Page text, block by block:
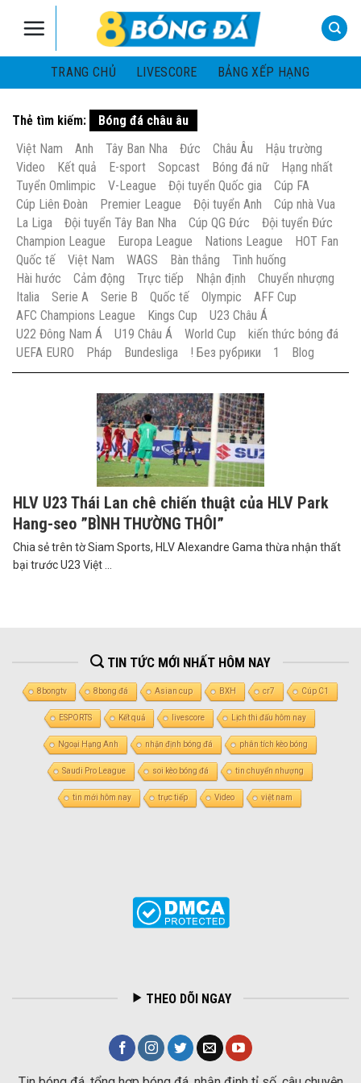
TRANG CHỦ
LIVESCORE BẢNG XẾP HẠNG
Thẻ tìm kiếm:
Bóng đá châu âu
Việt Nam
Anh Tây Ban Nha Đức Châu Âu
Hậu trường
Video
Kết quả E-sport Sopcast Bóng đá nữ
Hạng nhất
Tuyển Omlimpic
V-League Đội tuyển Quốc gia
Cúp FA
Cúp Liên Đoàn
Premier League Đội tuyển Anh
Cúp nhà Vua
La Liga
Đội tuyển Tây Ban Nha Cúp QG Đức
Đội tuyển Đức
Champion League
Europa League Nations League
HOT Fan
Quốc tế
Việt Nam WAGS Bàn thắng
Tình huống
Hài hước
Cảm động Trực tiếp Nhận định
Chuyển nhượng
Italia
Serie A Serie B Quốc tế Olympic
AFF Cup
AFC Champions League
Kings Cup
U23 Châu Á
U22 Đông Nam Á
U19 Châu Á World Cup
kiến thức bóng đá
UEFA EURO
Pháp Bundesliga ! Без рубрики 1 Blog
HLV U23 Thái Lan chê chiến thuật của HLV Park
Hang-seo ”BÌNH THƯỜNG THÔI”
Chia sẻ trên tờ Siam Sports, HLV Alexandre Gama thừa nhận thất
bại trước U23 Việt ...
TIN TỨC MỚI NHẤT HÔM NAY
8bongtv 8bong đá Asian cup BXH cr7 Cúp C1
ESPORTS Kết quả livescore Lịch thi đấu hôm nay
Ngoại Hạng Anh nhận định bóng đá phân tích kèo bóng
Saudi Pro League soi kèo bóng đá tin chuyển nhượng
tin mới hôm nay trực tiếp Video việt nam
THEO DÕI NGAY